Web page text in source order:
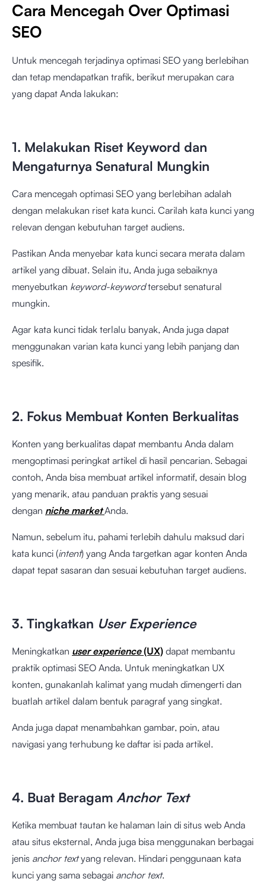
Cara Mencegah Over Optimasi
SEO
Untuk mencegah terjadinya optimasi SEO yang berlebihan
dan tetap mendapatkan trafik, berikut merupakan cara
yang dapat Anda lakukan:
1. Melakukan Riset Keyword dan
Mengaturnya Senatural Mungkin
Cara mencegah optimasi SEO yang berlebihan adalah
dengan melakukan riset kata kunci. Carilah kata kunci yang
relevan dengan kebutuhan target audiens.
Pastikan Anda menyebar kata kunci secara merata dalam
artikel yang dibuat. Selain itu, Anda juga sebaiknya
menyebutkan keyword-keywordtersebut senatural
mungkin.
Agar kata kunci tidak terlalu banyak, Anda juga dapat
menggunakan varian kata kunci yang lebih panjang dan
spesifik.
2. Fokus Membuat Konten Berkualitas
Konten yang berkualitas dapat membantu Anda dalam
mengoptimasi peringkat artikel di hasil pencarian. Sebagai
contoh, Anda bisa membuat artikel informatif, desain blog
yang menarik, atau panduan praktis yang sesuai
dengan niche marketAnda.
Namun, sebelum itu, pahami terlebih dahulu maksud dari
kata kunci (intent) yang Anda targetkan agar konten Anda
dapat tepat sasaran dan sesuai kebutuhan target audiens.
3. Tingkatkan User Experience
Meningkatkan user experience(UX) dapat membantu
praktik optimasi SEO Anda. Untuk meningkatkan UX
konten, gunakanlah kalimat yang mudah dimengerti dan
buatlah artikel dalam bentuk paragraf yang singkat.
Anda juga dapat menambahkan gambar, poin, atau
navigasi yang terhubung ke daftar isi pada artikel.
4. Buat Beragam Anchor Text
Ketika membuat tautan ke halaman lain di situs web Anda
atau situs eksternal, Anda juga bisa menggunakan berbagai
jenis anchor textyang relevan. Hindari penggunaan kata
kunci yang sama sebagai anchor text.